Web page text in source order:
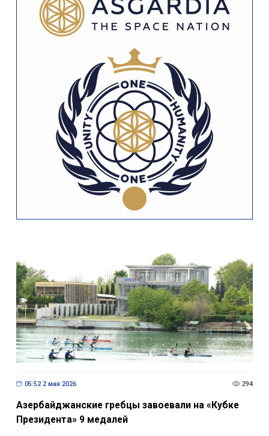
05:52 2 мая 2026 294
Азербайджанские гребцы завоевали на «Кубке
Президента» 9 медалей